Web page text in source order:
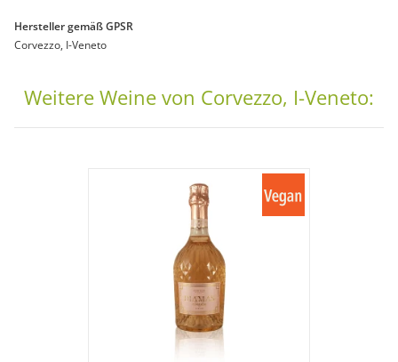
Hersteller gemäß GPSR
Corvezzo, I-Veneto
Weitere Weine von Corvezzo, I-Veneto: